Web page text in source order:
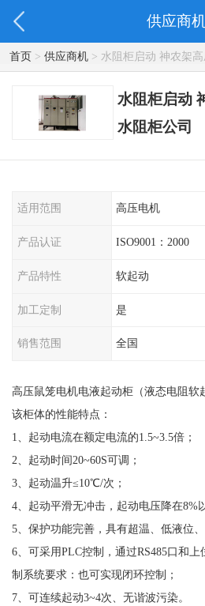
供应商
首页> 供应商机> 水阻柜启动 神农架
水阻柜启动
水阻柜公司
适用范围 高压电机
产品认证 ISO9001：2000
产品特性 软起动
加工定制 是
销售范围 全国
高压鼠笼电机电液起动柜（液态电阻软
该柜体的性能特点：
1、起动电流在额定电流的1.5~3.5倍；
2、起动时间20~60S可调；
3、起动温升≤10℃/次；
4、起动平滑无冲击，起动电压降在8%
5、保护功能完善，具有超温、低液位
6、可采用PLC控制，通过RS485口和
制系统要求：也可实现闭环控制；
7、可连续起动3~4次、无谐波污染。